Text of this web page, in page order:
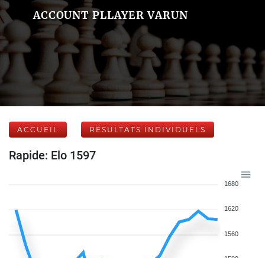
ACCOUNT PLLAYER VARUN
ACCUEIL RÉSULTATS INDIVIDUELS
Rapide: Elo 1597
1680
1620
1560